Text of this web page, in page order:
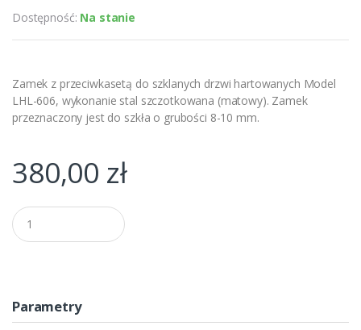
Dostępność: Na stanie
Zamek z przeciwkasetą do szklanych drzwi hartowanych Model
LHL-606, wykonanie stal szczotkowana (matowy). Zamek
przeznaczony jest do szkła o grubości 8-10 mm.
380,00 zł
Q
u
a
t
yParametry